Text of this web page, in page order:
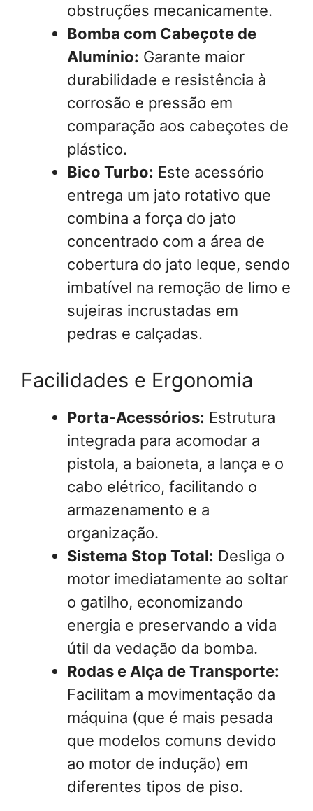
obstruções mecanicamente.
Bomba com Cabeçote de
Alumínio: Garante maior
durabilidade e resistência à
corrosão e pressão em
comparação aos cabeçotes de
plástico.
Bico Turbo: Este acessório
entrega um jato rotativo que
combina a força do jato
concentrado com a área de
cobertura do jato leque, sendo
imbatível na remoção de limo e
sujeiras incrustadas em
pedras e calçadas.
Facilidades e Ergonomia
Porta-Acessórios: Estrutura
integrada para acomodar a
pistola, a baioneta, a lança e o
cabo elétrico, facilitando o
armazenamento e a
organização.
Sistema Stop Total: Desliga o
motor imediatamente ao soltar
o gatilho, economizando
energia e preservando a vida
útil da vedação da bomba.
Rodas e Alça de Transporte:
Facilitam a movimentação da
máquina (que é mais pesada
que modelos comuns devido
ao motor de indução) em
diferentes tipos de piso.